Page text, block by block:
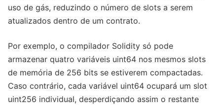
uso de gás, reduzindo o número de slots a serem
atualizados dentro de um contrato.
Por exemplo, o compilador Solidity só pode
armazenar quatro variáveis ​​uint64 nos mesmos slots
de memória de 256 bits se estiverem compactadas.
Caso contrário, cada variável uint64 ocupará um slot
uint256 individual, desperdiçando assim o restante